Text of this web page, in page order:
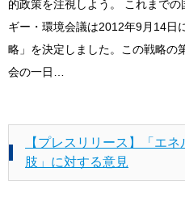
的政策を注視しよう。 これまで
ギー・環境会議は2012年9月14日
略」を決定しました。この戦略の
会の一日…
【プレスリリース】「エ
肢」に対する意見